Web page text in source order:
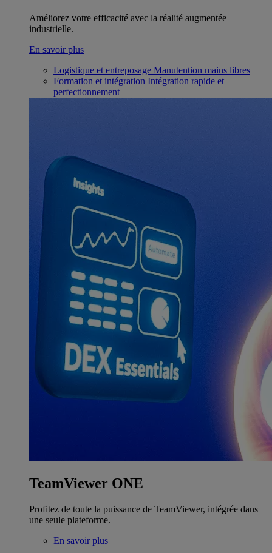
Améliorez votre efficacité avec la réalité augmentée
industrielle.
En savoir plus
Logistique et entreposage Manutention mains libres
Formation et intégration Intégration rapide et
perfectionnement
TeamViewer ONE
Profitez de toute la puissance de TeamViewer, intégrée dans
une seule plateforme.
En savoir plus